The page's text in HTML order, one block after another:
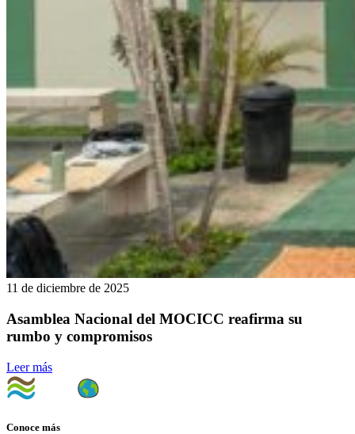
11 de diciembre de 2025
Asamblea Nacional del MOCICC reafirma su
rumbo y compromisos
Leer más
Conoce más